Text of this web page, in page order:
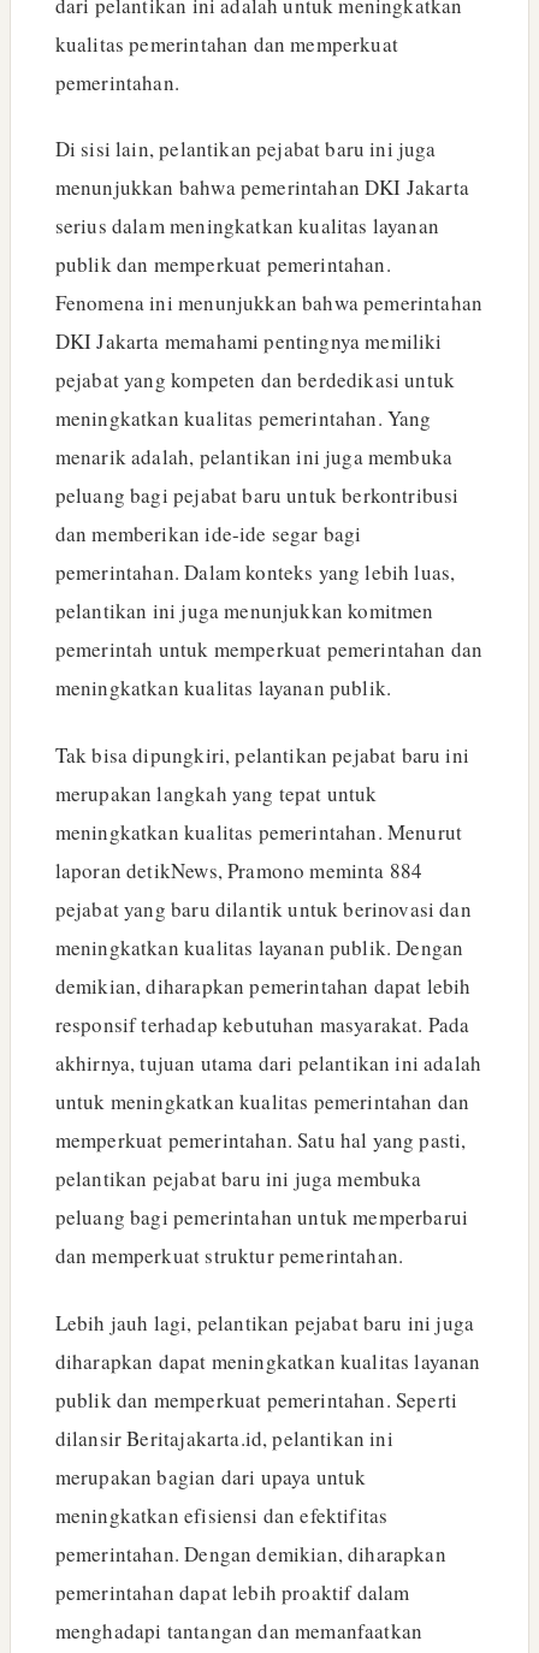
kualitas pemerintahan dan memperkuat
pemerintahan.
Di sisi lain, pelantikan pejabat baru ini juga
menunjukkan bahwa pemerintahan DKI Jakarta
serius dalam meningkatkan kualitas layanan
publik dan memperkuat pemerintahan.
Fenomena ini menunjukkan bahwa pemerintahan
DKI Jakarta memahami pentingnya memiliki
pejabat yang kompeten dan berdedikasi untuk
meningkatkan kualitas pemerintahan. Yang
menarik adalah, pelantikan ini juga membuka
peluang bagi pejabat baru untuk berkontribusi
dan memberikan ide-ide segar bagi
pemerintahan. Dalam konteks yang lebih luas,
pelantikan ini juga menunjukkan komitmen
pemerintah untuk memperkuat pemerintahan dan
meningkatkan kualitas layanan publik.
Tak bisa dipungkiri, pelantikan pejabat baru ini
merupakan langkah yang tepat untuk
meningkatkan kualitas pemerintahan. Menurut
laporan detikNews, Pramono meminta 884
pejabat yang baru dilantik untuk berinovasi dan
meningkatkan kualitas layanan publik. Dengan
demikian, diharapkan pemerintahan dapat lebih
responsif terhadap kebutuhan masyarakat. Pada
akhirnya, tujuan utama dari pelantikan ini adalah
untuk meningkatkan kualitas pemerintahan dan
memperkuat pemerintahan. Satu hal yang pasti,
pelantikan pejabat baru ini juga membuka
peluang bagi pemerintahan untuk memperbarui
dan memperkuat struktur pemerintahan.
Lebih jauh lagi, pelantikan pejabat baru ini juga
diharapkan dapat meningkatkan kualitas layanan
publik dan memperkuat pemerintahan. Seperti
dilansir Beritajakarta.id, pelantikan ini
merupakan bagian dari upaya untuk
meningkatkan efisiensi dan efektifitas
pemerintahan. Dengan demikian, diharapkan
pemerintahan dapat lebih proaktif dalam
menghadapi tantangan dan memanfaatkan